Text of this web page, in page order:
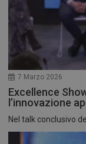
7 Marzo 2026
Excellence
l’innovazione
Nel talk conclusivo